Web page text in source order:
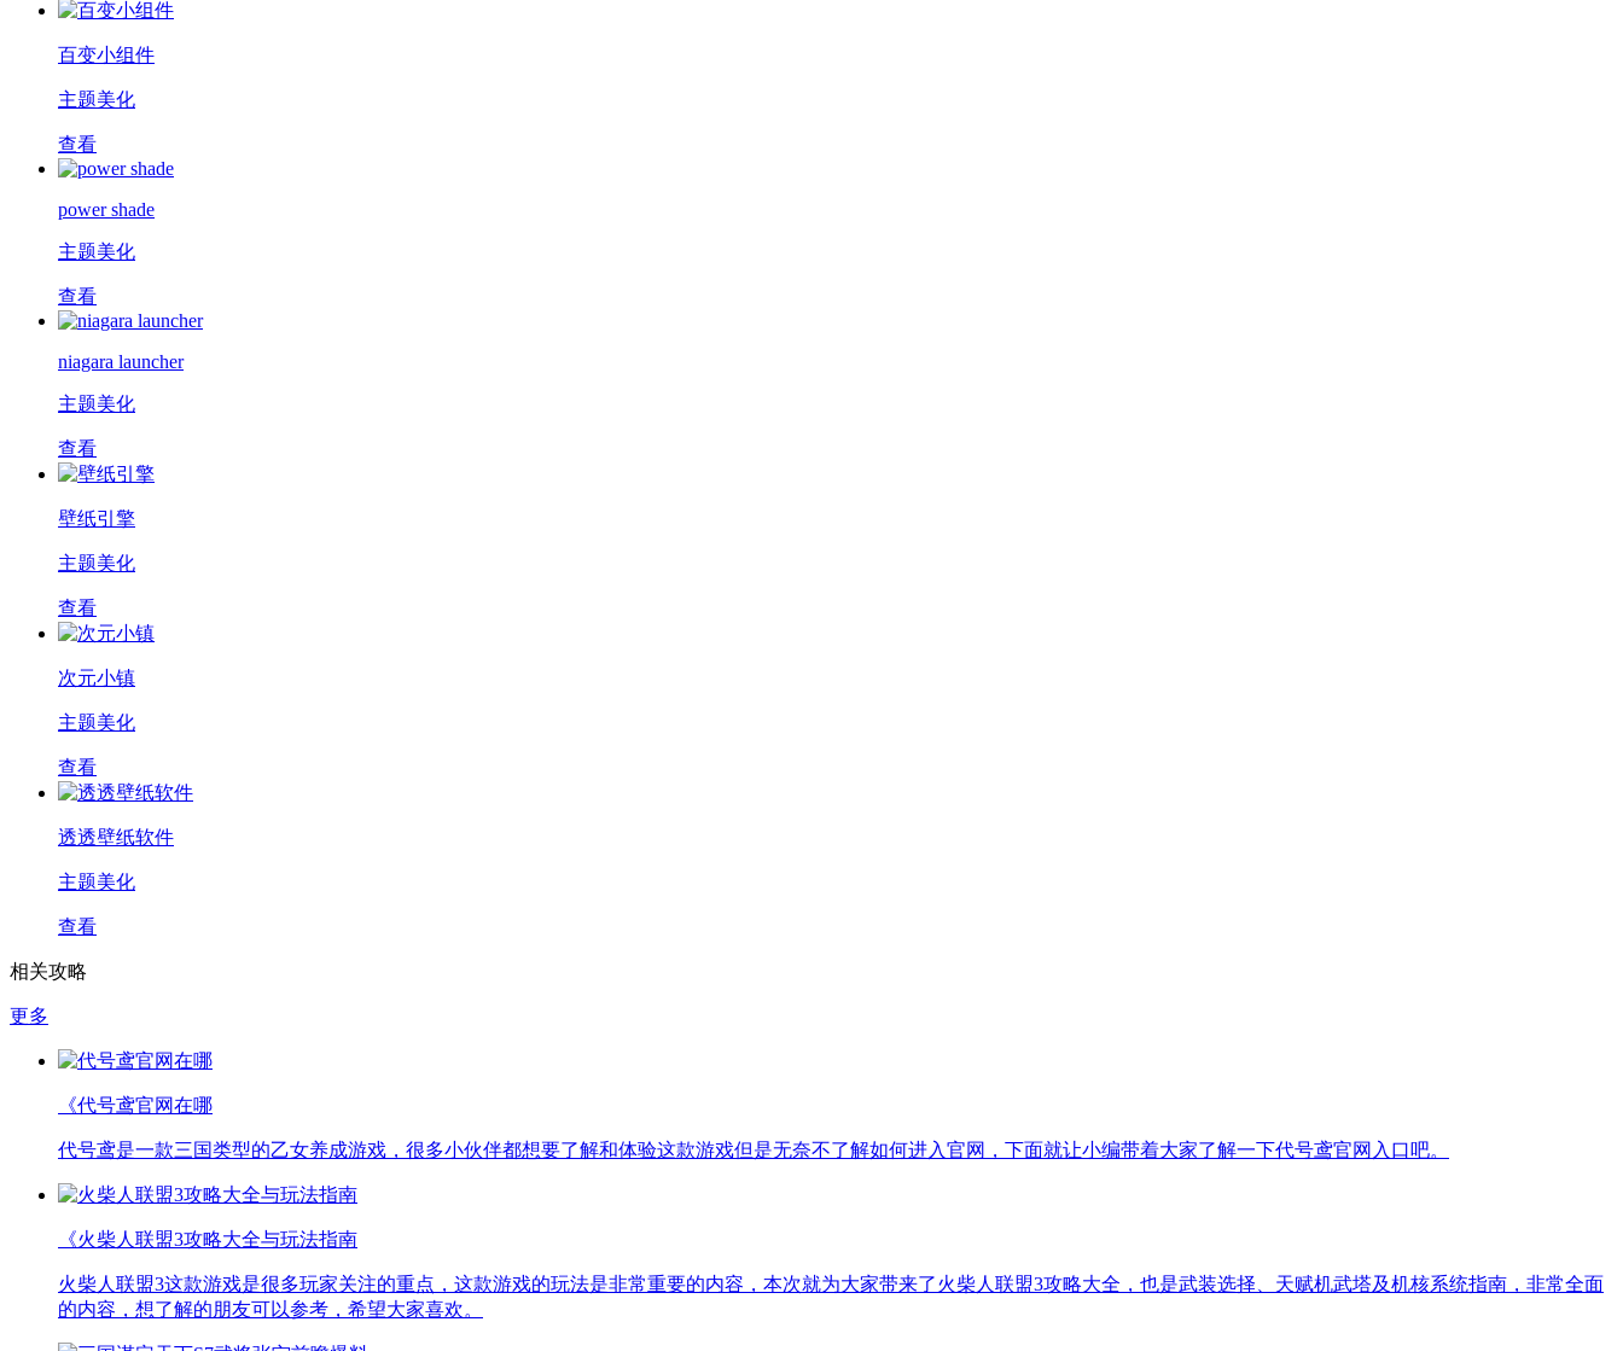
百变小组件
主题美化
查看
power shade
主题美化
查看
niagara launcher
主题美化
查看
壁纸引擎
主题美化
查看
次元小镇
主题美化
查看
透透壁纸软件
主题美化
查看
相关攻略
更多
《代号鸢官网在哪
代号鸢是一款三国类型的乙女养成游戏，很多小伙伴都想要了解和体验这款游戏但是无奈不了解如何进入官网，下面就让小编带着大家了解一下代号鸢官网入口吧。
《火柴人联盟3攻略大全与玩法指南
火柴人联盟3这款游戏是很多玩家关注的重点，这款游戏的玩法是非常重要的内容，本次就为大家带来了火柴人联盟3攻略大全，也是武装选择、天赋机武塔及机核系统指南，非常全面
的内容，想了解的朋友可以参考，希望大家喜欢。